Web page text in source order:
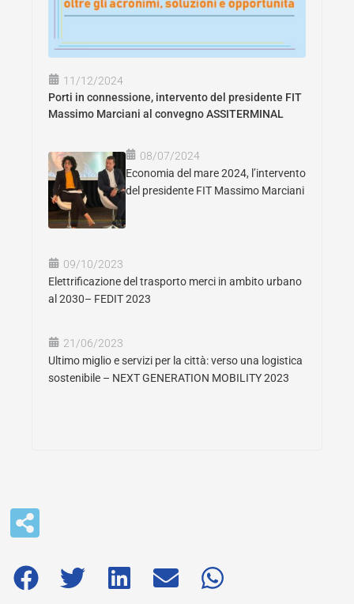
11/12/2024
Porti in connessione, intervento del presidente FIT
Massimo Marciani al convegno ASSITERMINAL
08/07/2024
Economia del mare 2024, l’intervento
del presidente FIT Massimo Marciani
09/10/2023
Elettrificazione del trasporto merci in ambito urbano
al 2030– FEDIT 2023
21/06/2023
Ultimo miglio e servizi per la città: verso una logistica
sostenibile – NEXT GENERATION MOBILITY 2023